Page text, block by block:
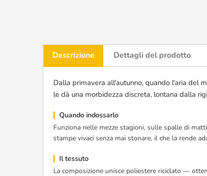
Descrizione Dettagli del prodotto
Dalla primavera all'autunno, quando l'aria del
le dà una morbidezza discreta, lontana dalla
Quando indossarlo
Funziona nelle mezze stagioni, sulle spalle di
stampe vivaci senza mai stonare, il che la rende
Il tessuto
La composizione unisce poliestere riciclato —